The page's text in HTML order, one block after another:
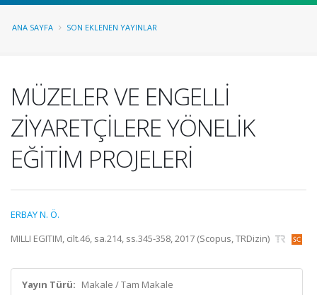
ANA SAYFA SON EKLENEN YAYINLAR
MÜZELER VE ENGELLİ
ZİYARETÇİLERE YÖNELİK
EĞİTİM PROJELERİ
ERBAY N. Ö.
MILLI EGITIM, cilt.46, sa.214, ss.345-358, 2017 (Scopus, TRDizin)
Yayın Türü: Makale / Tam Makale